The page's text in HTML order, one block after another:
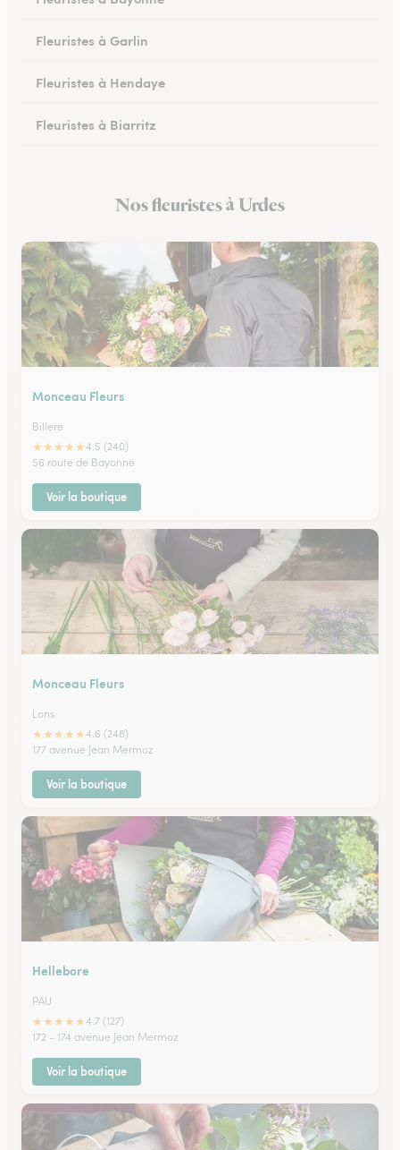
Fleuristes à Garlin
Fleuristes à Hendaye
Fleuristes à Biarritz
Fleuristes à UstaritzNos fleuristes à Urdes
Monceau Fleurs
Billere
★★★★★4.5 (240)
56 route de Bayonne
Voir la boutique
Monceau Fleurs
Lons
★★★★★4.6 (248)
177 avenue Jean Mermoz
Voir la boutique
Hellebore
PAU
★★★★★4.7 (127)
172 - 174 avenue Jean Mermoz
Voir la boutique